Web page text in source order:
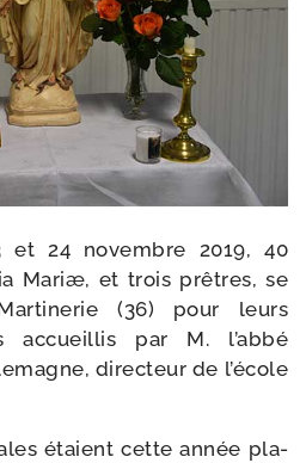
et 24 novembre 2019, 40
Mariæ, et trois prêtres, se
(36) pour leurs
accueillis par M. l’abbé
direc­teur de l’école
étaient cette année pla­